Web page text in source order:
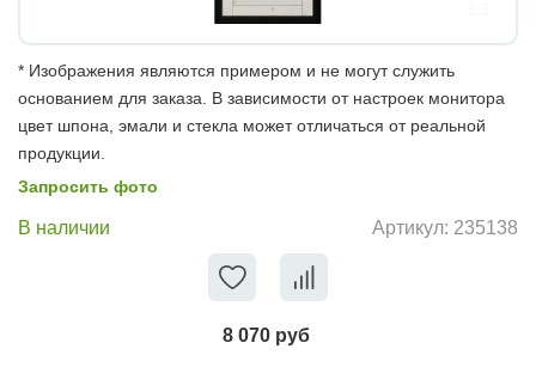
* Изображения являются примером и не могут служить
основанием для заказа. В зависимости от настроек монитора
цвет шпона, эмали и стекла может отличаться от реальной
продукции.
Запросить фото
В наличии Артикул: 235138
8 070 руб